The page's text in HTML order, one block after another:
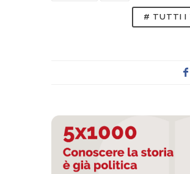
# TUTTI I